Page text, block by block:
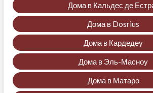
Дома в Кальдес де
Дома в Dosrius
Дома в Кардедеу
Дома в Эль-Масноу
Дома в Матаро